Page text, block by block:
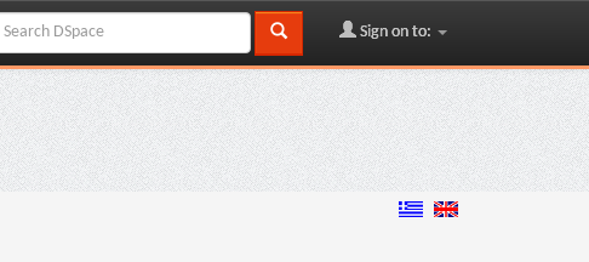
Sign on to: